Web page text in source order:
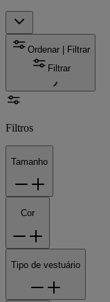
Ordenar | Filtrar
Filtrar
Filtros
Tamanho
Cor
Tipo de vestuário